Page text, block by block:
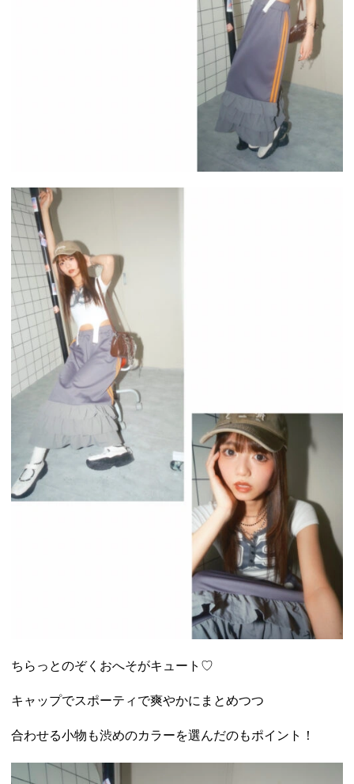
ちらっとのぞくおへそがキュート♡
キャップでスポーティで爽やかにまとめつつ
合わせる小物も渋めのカラーを選んだのもポイント！